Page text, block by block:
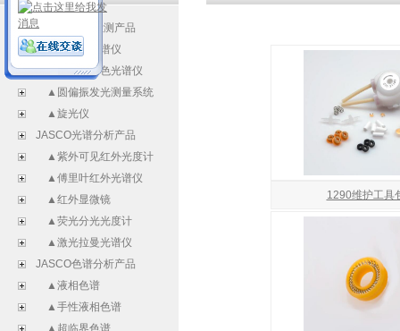
JASCO手性检测产品
▲圆二色光谱仪
▲振动圆二色光谱仪
▲圆偏振发光测量系统
▲旋光仪
JASCO光谱分析产品
▲紫外可见红外光度计
▲傅里叶红外光谱仪
▲红外显微镜
▲荧光分光光度计
▲激光拉曼光谱仪
JASCO色谱分析产品
▲液相色谱
▲手性液相色谱
▲超临界色谱
1290维护工具